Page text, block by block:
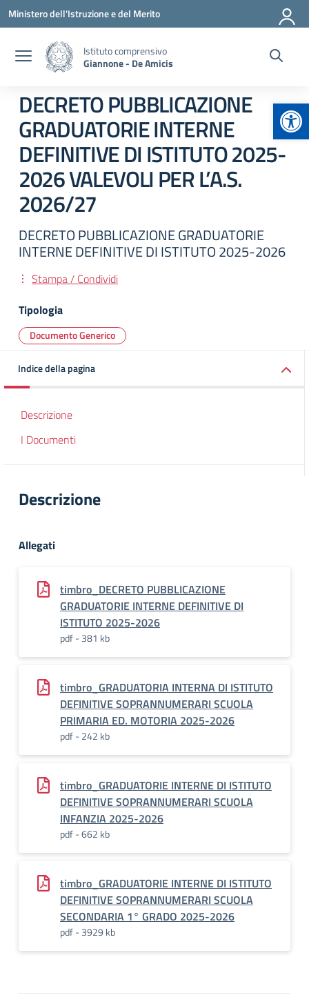
Vai ai contenuti
Vai al menu di navigazione
Vai al footer
Ministero dell'Istruzione e del Merito
Istituto comprensivo
Giannone - De Amicis
DECRETO PUBBLICAZIONE
GRADUATORIE INTERNE
DEFINITIVE DI ISTITUTO 2025-
2026 VALEVOLI PER L’A.S.
2026/27
DECRETO PUBBLICAZIONE GRADUATORIE
INTERNE DEFINITIVE DI ISTITUTO 2025-2026
Stampa / Condividi
Tipologia
Documento Generico
Indice della pagina
Descrizione
I Documenti
Descrizione
Allegati
timbro_DECRETO PUBBLICAZIONE
GRADUATORIE INTERNE DEFINITIVE DI
ISTITUTO 2025-2026
pdf - 381 kb
timbro_GRADUATORIA INTERNA DI ISTITUTO
DEFINITIVE SOPRANNUMERARI SCUOLA
PRIMARIA ED. MOTORIA 2025-2026
pdf - 242 kb
timbro_GRADUATORIE INTERNE DI ISTITUTO
DEFINITIVE SOPRANNUMERARI SCUOLA
INFANZIA 2025-2026
pdf - 662 kb
timbro_GRADUATORIE INTERNE DI ISTITUTO
DEFINITIVE SOPRANNUMERARI SCUOLA
SECONDARIA 1° GRADO 2025-2026
pdf - 3929 kb